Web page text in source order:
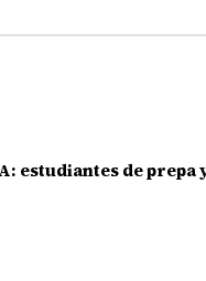
estudiantes de